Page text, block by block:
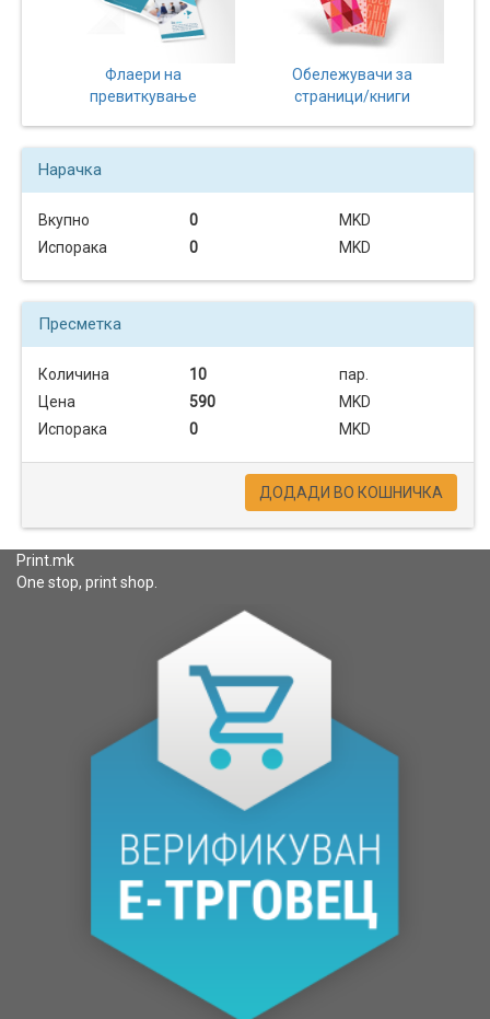
Флаери на
превиткување
Обележувачи за
страници/книги
Нарачка
Вкупно 0
MKD
Испорака
0 MKD
Пресметка
Количина 10
пар.
Цена
590
MKD
Испорака
0 MKD
ДОДАДИ ВО КОШНИЧКА
Print.mk
One stop, print shop.